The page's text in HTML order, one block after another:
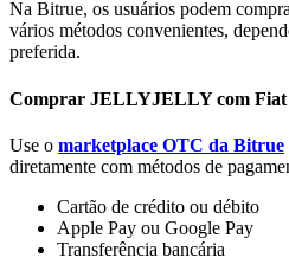
Afiliados Bitrue
Na Bitrue, os usuários podem
vários métodos convenientes,
preferida.
Comprar JELLYJELLY com
Use o marketplace OTC da Bitrue
diretamente com métodos de
Cartão de crédito ou débito
Apple Pay ou Google Pay
Transferência bancária